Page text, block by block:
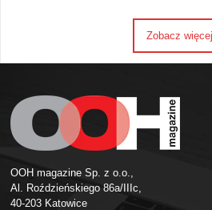
Zobacz więcej
OOH magazine Sp. z o.o.,
Al. Roździeńskiego 86a/IIIc,
40-203 Katowice